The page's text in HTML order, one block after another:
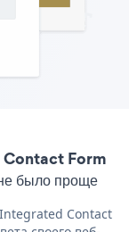
Contact Form
было проще
Contact